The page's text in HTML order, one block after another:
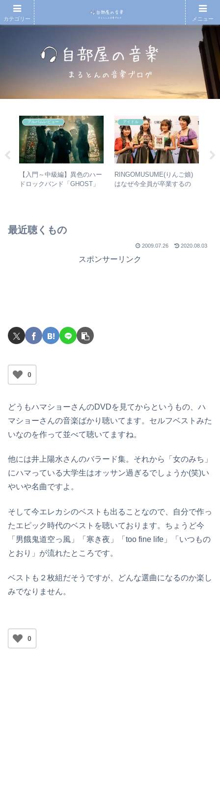
アルバムレビュー
【入門～中級編】異色のハー
ドロックバンド「GHOST」
アイドル
RINGOMUSUME(りんご娘)
はなぜ今全員が卒業するの
最近聴くもの
2009.07.26 2020.08.03
スポンサーリンク
0
どうもハマショーさんのDVDを見てからというもの、ハ
マショーさんの音楽ばかり聴いてます。セルフベストみた
いなのを作って並べて聴いてますね。
他には井上陽水さんのバラード集。それから「女のみち」
にハマっている大学生はオッサン過ぎるでしょうか(笑)い
やいや名曲ですよ。
そして今エレカシのベストも出ることなので、自分で作っ
たエピック時代のベストを聴いております。ちょうど今
「男餓鬼道空っ風」「寒き夜」「too fine life」「いつもの
とおり」が流れたところです。
ベストも２枚組だそうですが、どんな選曲になるのか楽し
みでなりません。
0
カテゴリー メニュー